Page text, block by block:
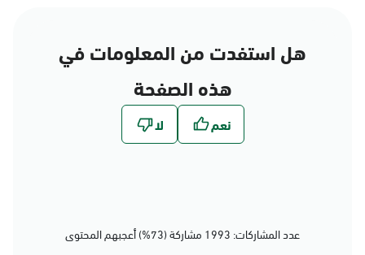
هل استفدت من المعلومات في
هذه الصفحة
عدد المشاركات: 1993 مشاركة (73%) أعجبهم المحتوى